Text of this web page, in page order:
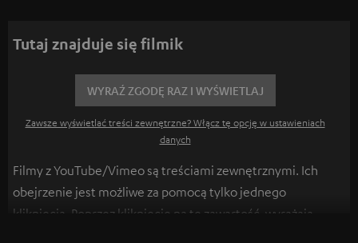
Tutaj znajduje się filmik
WYRAŹ ZGODĘ RAZ I WYŚWIETLAJ
Zawsze wyświetlać treści zewnętrzne? Włącz tę opcję w ustawieniach
danych
Filmy z YouTube/Vimeo są treściami zewnętrznymi. Ich
obejrzenie jest możliwe za pomocą tylko jednego
kliknięcia. Poprzez kliknięcie na tę zawartość, wyrażają